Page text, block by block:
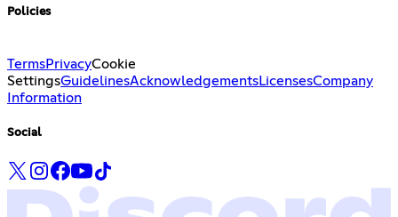
Policies
TermsPrivacyCookie
SettingsGuidelinesAcknowledgementsLicensesCompany
Information
Social